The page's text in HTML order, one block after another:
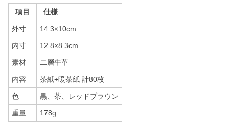
項目 仕様
外寸 14.3×10cm
内寸 12.8×8.3cm
素材 二層牛革
内容 茶紙+暖茶紙 計80枚
色 黒、茶、レッドブラウン
重量 178g